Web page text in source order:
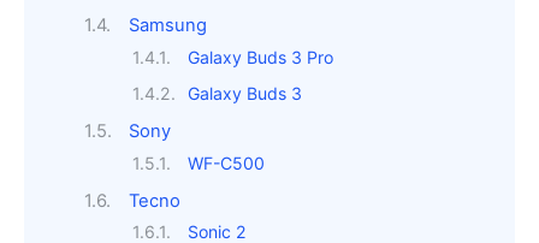
Samsung
Galaxy Buds 3 Pro
Galaxy Buds 3
Sony
WF-C500
Tecno
Sonic 2